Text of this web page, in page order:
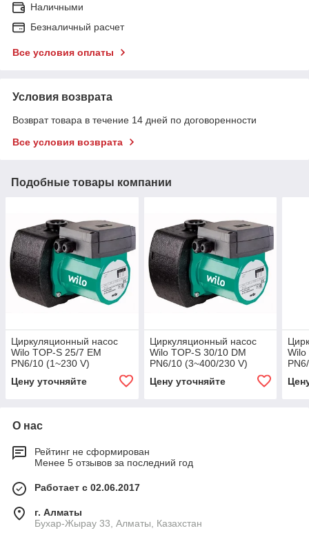
Наличными
Безналичный расчет
Все условия оплаты
Условия возврата
Возврат товара в течение 14 дней по договоренности
Все условия возврата
Подобные товары компании
Циркуляционный насос
Wilo TOP-S 25/7 EM
PN6/10 (1~230 V)
Цену уточняйте
Циркуляционный насос
Wilo TOP-S 30/10 DM
PN6/10 (3~400/230 V)
Цену уточняйте
Wilo
О нас
Рейтинг не сформирован
Менее 5 отзывов за последний год
Работает с 02.06.2017
г. Алматы
Бухар-Жырау 33, Алматы, Казахстан